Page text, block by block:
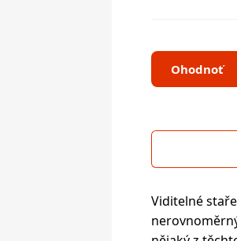
Ohodnoť
Viditelné